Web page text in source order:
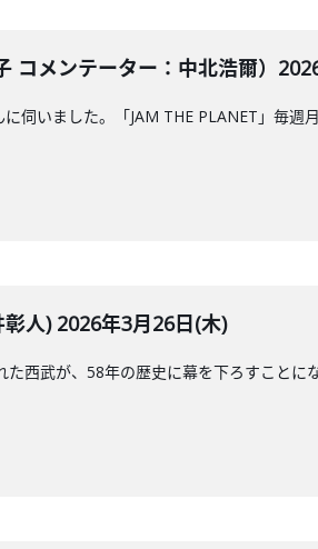
コメンテーター：中北浩爾）
いました。「JAM THE PLANET」毎週
人) 2026年3月26日(木)
西武が、58年の歴史に幕を下ろすことに